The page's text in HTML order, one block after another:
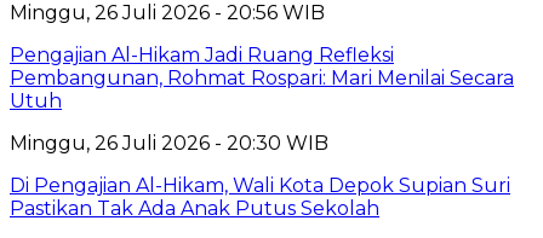
Minggu, 26 Juli 2026 - 20:56 WIB
Pengajian Al-Hikam Jadi Ruang Refleksi
Pembangunan, Rohmat Rospari: Mari Menilai Secara
Utuh
Minggu, 26 Juli 2026 - 20:30 WIB
Di Pengajian Al-Hikam, Wali Kota Depok Supian Suri
Pastikan Tak Ada Anak Putus Sekolah